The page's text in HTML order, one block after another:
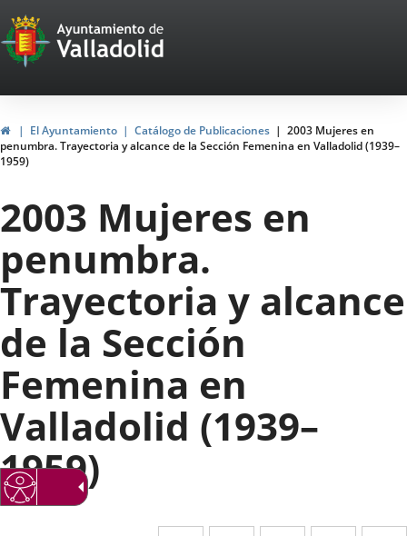
Portal
Web
del
Ayuntamiento
de
Valladolid
HomeEl Ayuntamiento Catálogo de Publicaciones
2003 Mujeres en
penumbra. Trayectoria y alcance de la Sección Femenina en Valladolid (1939–
1959)
2003 Mujeres en
penumbra.
Trayectoria y alcance
de la Sección
Femenina en
Valladolid (1939–
1959)